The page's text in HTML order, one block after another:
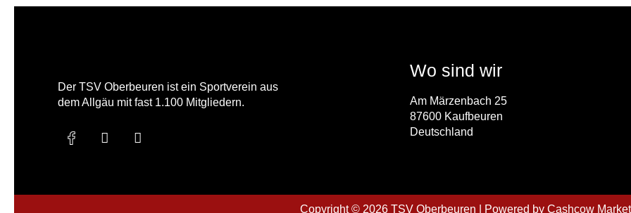
Der TSV Oberbeuren ist ein Sportverein aus
dem Allgäu mit fast 1.100 Mitgliedern.
Wo sind wir
Am Märzenbach 25
87600 Kaufbeuren
Deutschland
Copyright © 2026 TSV Oberbeuren | Powered by Cashcow